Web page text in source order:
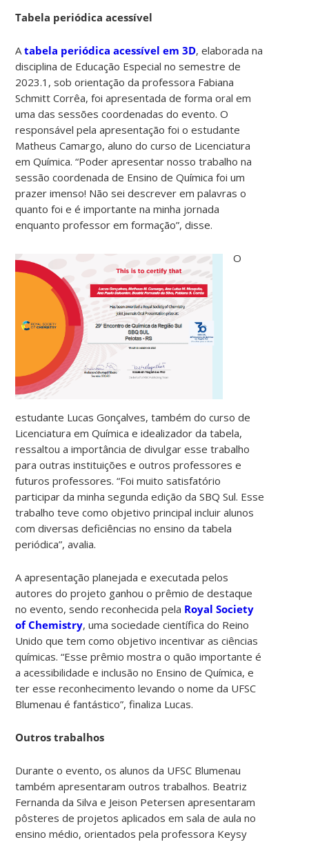
Tabela periódica acessível
Atabela periódica acessível em 3D, elaborada na
disciplina de Educação Especial no semestre de
2023.1, sob orientação da professora Fabiana
Schmitt Corrêa, foi apresentada de forma oral em
uma das sessões coordenadas do evento. O
responsável pela apresentação foi o estudante
Matheus Camargo, aluno do curso de Licenciatura
em Química. “Poder apresentar nosso trabalho na
sessão coordenada de Ensino de Química foi um
prazer imenso! Não sei descrever em palavras o
quanto foi e é importante na minha jornada
enquanto professor em formação”, disse.
O
estudante Lucas Gonçalves, também do curso de
Licenciatura em Química e idealizador da tabela,
ressaltou a importância de divulgar esse trabalho
para outras instituições e outros professores e
futuros professores. “Foi muito satisfatório
participar da minha segunda edição da SBQ Sul. Esse
trabalho teve como objetivo principal incluir alunos
com diversas deficiências no ensino da tabela
periódica”, avalia.
A apresentação planejada e executada pelos
autores do projeto ganhou o prêmio de destaque
no evento, sendo reconhecida pela Royal Society
of Chemistry, uma sociedade científica do Reino
Unido que tem como objetivo incentivar as ciências
químicas. “Esse prêmio mostra o quão importante é
a acessibilidade e inclusão no Ensino de Química, e
ter esse reconhecimento levando o nome da UFSC
Blumenau é fantástico”, finaliza Lucas.
Outros trabalhos
Durante o evento, os alunos da UFSC Blumenau
também apresentaram outros trabalhos. Beatriz
Fernanda da Silva e Jeison Petersen apresentaram
pôsteres de projetos aplicados em sala de aula no
ensino médio, orientados pela professora Keysy